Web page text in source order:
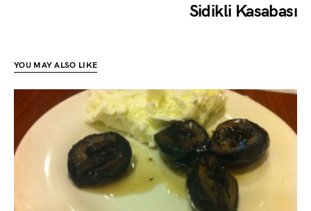
Sidikli Kasabası
YOU MAY ALSO LIKE